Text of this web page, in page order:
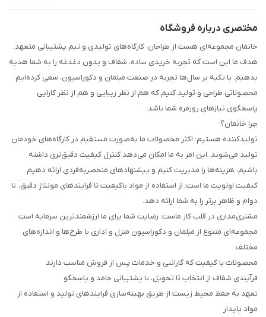
مختصری درباره فروشگاه
خانمان مجموعه‌ای هست از طراحان، کارگاه‌های تولیدی و تیم پشتیبانی متعهد.
هدف ما این است که تجربه خریدی ساده، شفاف و بدون دغدغه را به شما هدیه
بدهیم. با تکیه بر سال‌ها تجربه در صنعت مبلمان و دکوراسیون، سعی کرده‌ایم
محصولاتی طراحی و تولید کنیم که هم از نظر زیبایی و هم از نظر کارایی
پاسخگوی نیازهای روزمره شما باشد.
چرا خانمان؟
تولیدکننده هستیم: اکثر محصولات ما به‌صورت مستقیم در کارگاه‌های خودمان
تولید می‌شوند. این امر به ما امکان می‌دهد کنترل کیفیت دقیق‌تری داشته
باشیم، هزینه‌ها را مدیریت کنیم و پیشنهادهای منحصربه‌فردی ارائه دهیم.
کیفیت اولویت ما است: از استفاده از مواد باکیفیت تا فرایندهای مونتاژ دقیق، تا
دوام و ظاهر برتر را به شما ارائه دهد.
مشتری‌مداری در قلب کار ماست: رضایت شما برای ما ارزشمندترین سرمایه است
مجموعه‌ای متنوع از مبلمان و دکوراسیون منزل و اداری با طرح‌ها و اندازه‌های
مختلف
محصولات با کیفیت که گارانتی و خدمات پس از فروش مناسب دارند
فرآیندی شفاف از انتخاب تا تحویل، با پشتیبانی جامد و پاسخگو
تعهد به حفظ محیط زیست از طریق بهینه‌سازی فرایندهای تولید و استفاده از
مواد پایدار